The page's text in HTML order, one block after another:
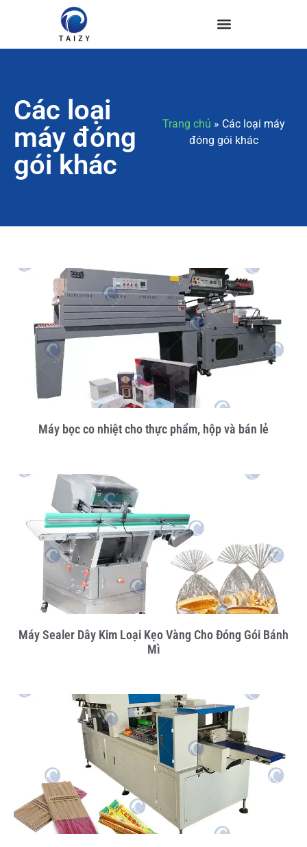
Các loại
máy đóng
gói khác
Trang chủ » Các loại máy
đóng gói khác
Máy bọc co nhiệt cho thực phẩm, hộp và bán lẻ
Máy Sealer Dây Kim Loại Kẹo Vàng Cho Đóng Gói Bánh
Mì